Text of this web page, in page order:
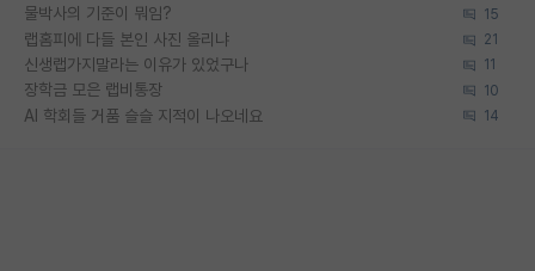
물박사의 기준이 뭐임? 15
랩홈피에 다들 본인 사진 올리냐 21
신생랩가지말라는 이유가 있었구나 11
장학금 모은 랩비통장 10
AI 학회들 거품 슬슬 지적이 나오네요 14